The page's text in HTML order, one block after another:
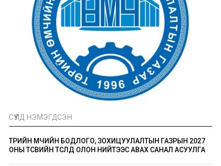
СҮҮЛД НЭМЭГДСЭН
ТӨРИЙН ӨМЧИЙН БОДЛОГО, ЗОХИЦУУЛАЛТЫН ГАЗРЫН 2027
ОНЫ ТӨСВИЙН ТӨСӨЛД ОЛОН НИЙТЭЭС АВАХ САНАЛ АСУУЛГА